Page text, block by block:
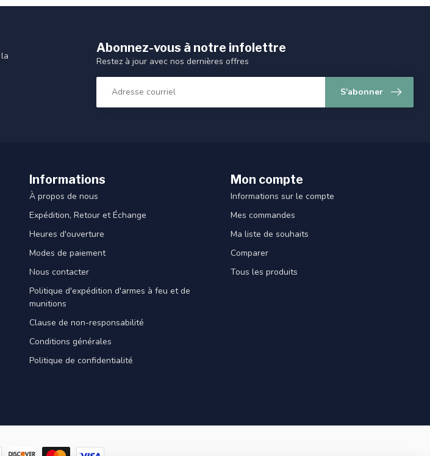
Abonnez-vous à notre infolettre
Restez à jour avec nos dernières offres
S'abonner
Informations
À propos de nous
Expédition, Retour et Échange
Heures d'ouverture
Modes de paiement
Nous contacter
Politique d'expédition d'armes à feu et de
munitions
Clause de non-responsabilité
Conditions générales
Politique de confidentialité
Mon compte
Informations sur le compte
Mes commandes
Ma liste de souhaits
Comparer
Tous les produits